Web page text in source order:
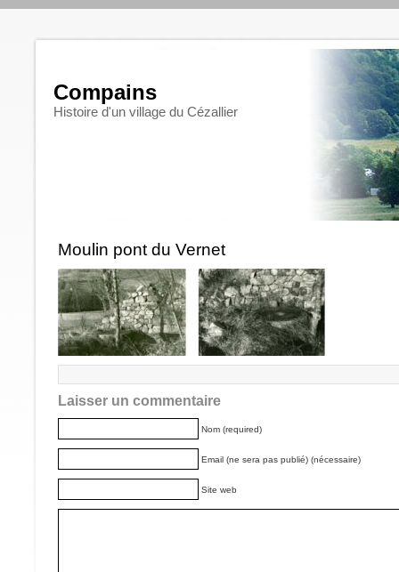
Compains
Histoire d'un village du Cézallier
Moulin pont du Vernet
Laisser un commentaire
Nom (required)
Email (ne sera pas publié) (nécessaire)
Site web